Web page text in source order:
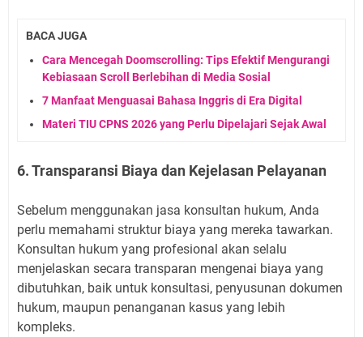
BACA JUGA
Cara Mencegah Doomscrolling: Tips Efektif Mengurangi
Kebiasaan Scroll Berlebihan di Media Sosial
7 Manfaat Menguasai Bahasa Inggris di Era Digital
Materi TIU CPNS 2026 yang Perlu Dipelajari Sejak Awal
6. Transparansi Biaya dan Kejelasan Pelayanan
Sebelum menggunakan jasa konsultan hukum, Anda
perlu memahami struktur biaya yang mereka tawarkan.
Konsultan hukum yang profesional akan selalu
menjelaskan secara transparan mengenai biaya yang
dibutuhkan, baik untuk konsultasi, penyusunan dokumen
hukum, maupun penanganan kasus yang lebih
kompleks.